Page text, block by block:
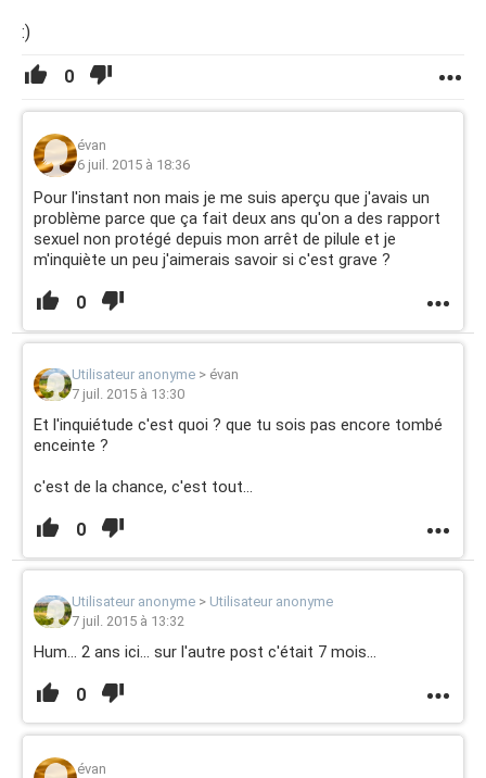
:)
0
évan
6 juil. 2015 à 18:36
Pour l'instant non mais je me suis aperçu que j'avais un
problème parce que ça fait deux ans qu'on a des rapport
sexuel non protégé depuis mon arrêt de pilule et je
m'inquiète un peu j'aimerais savoir si c'est grave ?
0
Utilisateur anonyme > évan
7 juil. 2015 à 13:30
Et l'inquiétude c'est quoi ? que tu sois pas encore tombé
enceinte ?
c'est de la chance, c'est tout...
0
Utilisateur anonyme > Utilisateur anonyme
7 juil. 2015 à 13:32
Hum... 2 ans ici... sur l'autre post c'était 7 mois...
0
évan